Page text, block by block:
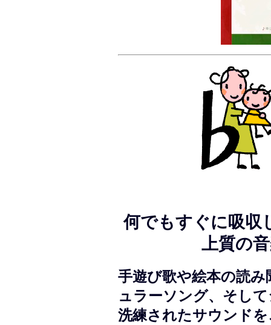
何でもすぐに吸収
上質の
手遊び歌や絵本の読
ュラーソング、そし
洗練されたサウンド